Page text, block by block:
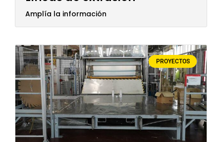
Amplía la información
PROYECTOS